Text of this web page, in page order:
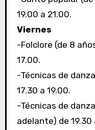
19.00 a 21.00.
Viernes
-Folclore (de 8
17.00.
-Técnicas de
17.30 a 19.00.
-Técnicas de
adelante) de 19.30